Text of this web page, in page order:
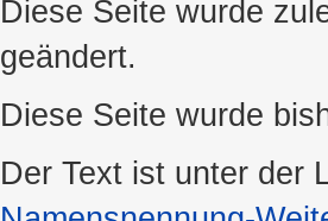
Diese Seite wurde
geändert.
Diese Seite wurde
Der Text ist unter der